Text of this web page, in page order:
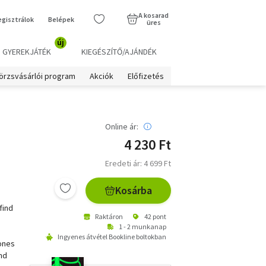
Belépek
A kosarad
üres
GYEREKJÁTÉK
új
KIEGÉSZÍTŐ/AJÁNDÉK
program Akciók Előfizetés
Online ár:
4 230 Ft
Eredeti ár: 4 699 Ft
Kosárba
Raktáron
42 pont
1 - 2 munkanap
Ingyenes átvétel Bookline boltokban